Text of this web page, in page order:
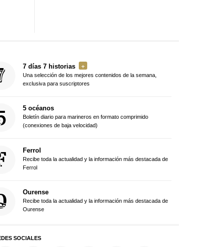
7 días 7 historias
Una selección de los mejores contenidos de la semana,
exclusiva para suscriptores
5 océanos
Boletín diario para marineros en formato comprimido
(conexiones de baja velocidad)
Ferrol
Recibe toda la actualidad y la información más destacada de
Ferrol
Ourense
Recibe toda la actualidad y la información más destacada de
Ourense
SOCIALES